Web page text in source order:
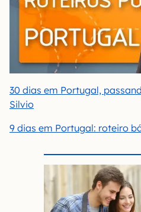
30 dias em Portugal,
Silvio
9 dias em Portugal: roteiro